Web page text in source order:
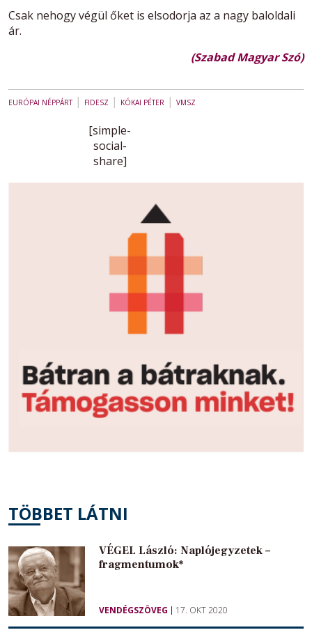
Csak nehogy végül őket is elsodorja az a nagy baloldali
ár.
(Szabad Magyar Szó)
EURÓPAI NÉPPÁRT| FIDESZ | KÓKAI PÉTER | VMSZ
[simple-
social-
share]
TÖBBET LÁTNI
VÉGEL László: Naplójegyzetek –
fragmentumok*
VENDÉGSZÖVEG 17. OKT 2020